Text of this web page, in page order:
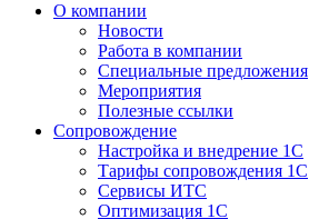
О компании
Новости
Работа в компании
Специальные предложения
Мероприятия
Полезные ссылки
Сопровождение
Настройка и внедрение 1С
Тарифы сопровождения 1С
Сервисы ИТС
Оптимизация 1С